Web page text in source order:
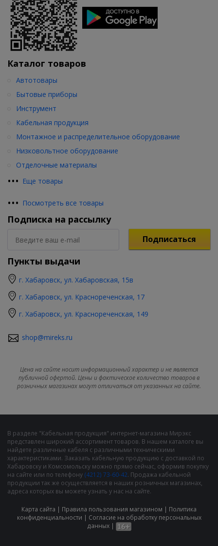
Каталог товаров
••• Еще товары
Автотовары
Бытовые приборы
Инструмент
Кабельная продукция
Монтажное и распределительное оборудование
Низковольтное оборудование
Отделочные материалы
••• Посмотреть все товары
Подписка на рассылку
Подписаться
Пункты выдачи
г. Хабаровск, ул. Хабаровская, 15в
г. Хабаровск, ул. Краснореченская, 17
г. Хабаровск, ул. Краснореченская, 149
shop@mireks.ru
Цена на сайте носит информационный характер и не является
публичной офертой. Цены и фактическое количество товаров в
розничных магазинах могут отличаться от указанных на сайте.
В разделе "Кабельная продукция" интернет-магазина Мирэкс
представлен широкий ассортимент товаров. В нашем каталоге вы
найдете различные кабеля с различными техническими
характеристиками. Заказать кабельную продукцию с доставкой по
Хабаровску и Комсомольску можно прямо сейчас, оформив покупку
на сайте или по телефону (4212) 73-60-42. Продажа кабельной
продукции так же осуществляется в наших розничных магазинах,
адреса которых вы можете узнать у нас на сайте.
Карта сайта | Правила пользования магазином | Политика
конфиденциальности | Cогласие на обработку персональных
данных|